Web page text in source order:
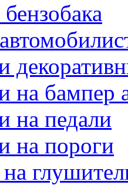
на бампер
на педали
на пороги